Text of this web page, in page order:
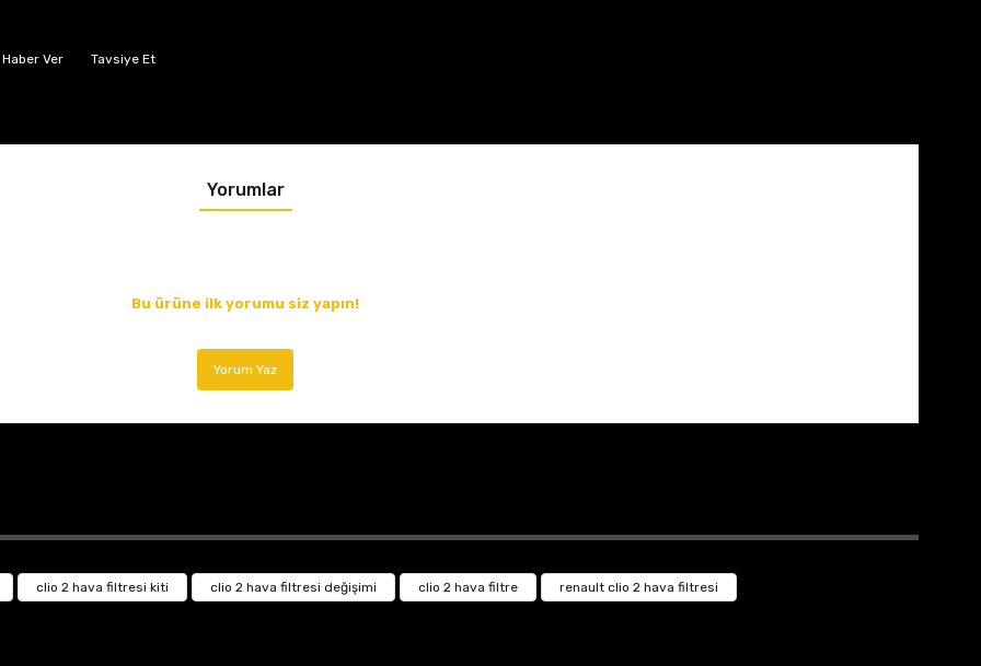
Ver Tavsiye Et
Yorumlar
Bu ürüne ilk yorumu siz yapın!
Yorum Yaz
clio 2 hava filtresi kiti clio 2 hava filtresi değişimi clio 2 hava filtre renault clio 2 hava filtresi